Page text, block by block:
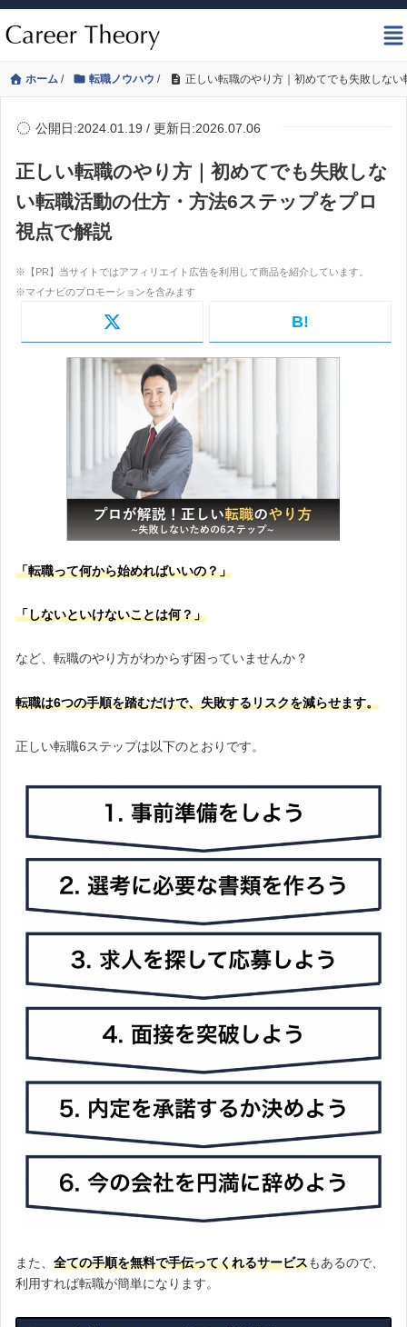
ホーム / 転職ノウハウ / 正しい転職のやり方｜初めてでも失敗しな
公開日:2024.01.19 / 更新日:2026.07.06
正しい転職のやり方｜初めてでも失敗しな
い転職活動の仕方・方法6ステップをプロ
視点で解説
B!
「転職って何から始めればいいの？」
「しないといけないことは何？」
など、転職のやり方がわからず困っていませんか？
転職は6つの手順を踏むだけで、失敗するリスクを減らせます。
正しい転職6ステップは以下のとおりです。
また、 全ての手順を無料で手伝ってくれるサービスもあるので、
利用すれば転職が簡単になります。